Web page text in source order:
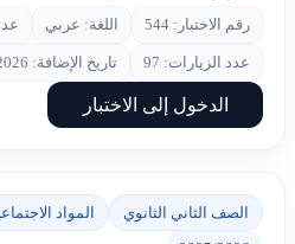
رقم الاختبار: 544 اللغة: عربي
عدد الزيارات: 97 تاريخ الإضافة: 2026-06-02
الدخول إلى الاختبار
الصف الثاني الثانوي المواد